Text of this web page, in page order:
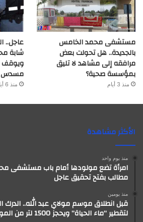
مستشفى محمد الخامس
بالجديدة.. هل تحولت بعض
مرافقه إلى مشاهد لا تليق
بمؤسسة صحية؟
منذ 3 أيام
عاجل..
شابة
ويوقف
مسدس
منذ 6 أيام
الأكثر مشاهدة
منذ يوم واحد
امرأة تضع مولودها أمام باب مستشفى
مطالب بفتح تحقيق عاجل
منذ يومين
قبل انطلاق موسم مولاي عبد الله..
لتقطير “ماء الحياة” ويحجز 1500 لتر من المواد الكحولية